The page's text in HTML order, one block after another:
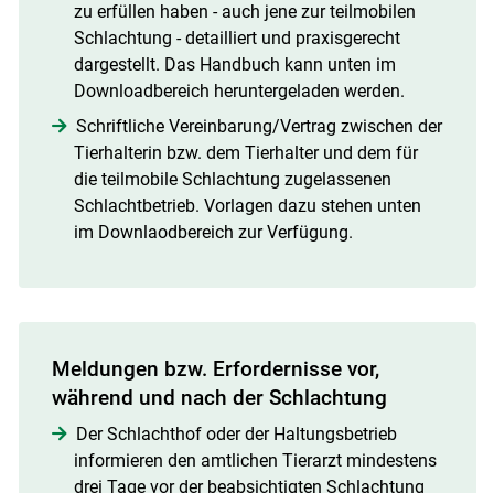
zu erfüllen haben - auch jene zur teilmobilen
Schlachtung - detailliert und praxisgerecht
dargestellt. Das Handbuch kann unten im
Downloadbereich heruntergeladen werden.
Schriftliche Vereinbarung/Vertrag zwischen der
Tierhalterin bzw. dem Tierhalter und dem für
die teilmobile Schlachtung zugelassenen
Schlachtbetrieb. Vorlagen dazu stehen unten
im Downlaodbereich zur Verfügung.
Meldungen bzw. Erfordernisse vor,
während und nach der Schlachtung
Der Schlachthof oder der Haltungsbetrieb
informieren den amtlichen Tierarzt mindestens
drei Tage vor der beabsichtigten Schlachtung